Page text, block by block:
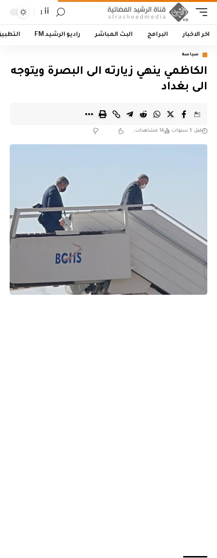
أأ
اخر الاخبار البرامج البث المباشر راديو الرشيد FM
سياسة
الكاظمي ينهي زيارته الى البصرة ويتوجه
الى بغداد
قبل 5 سنوات 14 مشاهدات